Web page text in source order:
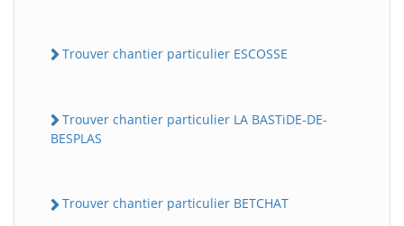
Trouver chantier particulier ESCOSSE
Trouver chantier particulier LA BASTiDE-DE-
BESPLAS
Trouver chantier particulier BETCHAT